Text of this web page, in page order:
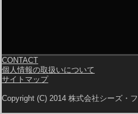
CONTACT
個人情報の取扱いについて
サイトマップ
Copyright (C) 2014 株式会社シーズ・